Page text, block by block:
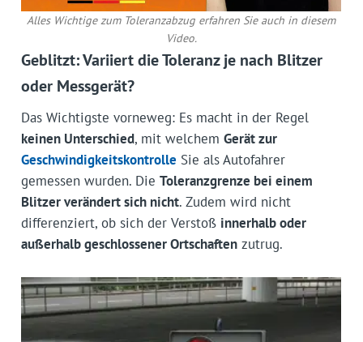
Alles Wichtige zum Toleranzabzug erfahren Sie auch in diesem
Video.
Geblitzt: Variiert die Toleranz je nach Blitzer
oder Messgerät?
Das Wichtigste vorneweg: Es macht in der Regel
keinen Unterschied, mit welchem Gerät zur
Geschwindigkeitskontrolle Sie als Autofahrer
gemessen wurden. Die Toleranzgrenze bei einem
Blitzer verändert sich nicht. Zudem wird nicht
differenziert, ob sich der Verstoß innerhalb oder
außerhalb geschlossener Ortschaftenzutrug.